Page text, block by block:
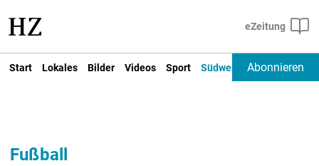
Start Lokales Bilder Videos Sport Südwest Deutschland
Abonnieren
Fußball